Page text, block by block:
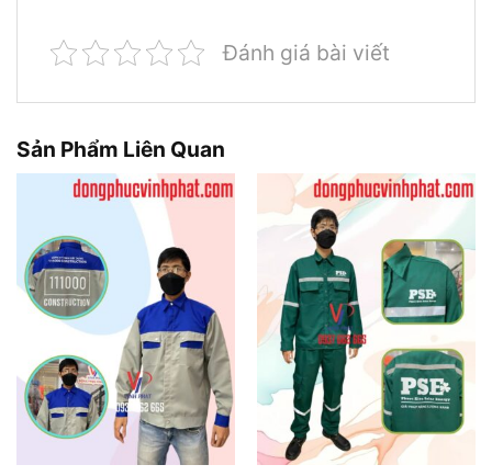
Đánh giá bài viết
Sản Phẩm Liên Quan